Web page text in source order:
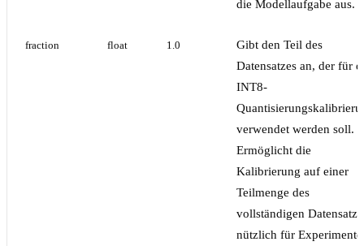
die Modellaufgabe aus.
fraction float 1.0
Gibt den Teil des
Datensatzes an, der für
INT8-
verwendet werden soll.
Ermöglicht die
Kalibrierung auf einer
Teilmenge des
vollständigen
nützlich für Experimente